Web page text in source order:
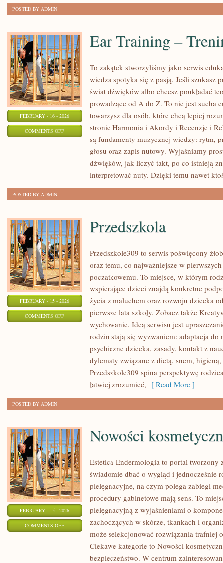
POSTED BY ADMIN
FEBRUARY - 16 - 2026
COMMENTS OFFON
Ear Training –
To zakątek stworzyliśmy jako serwis
wiedza spotyka się z pasją. Jeśli szukasz
świat dźwięków albo chcesz poukładać
prowadzące od A do Z. To nie jest sucha
towarzysz dla osób, które chcą lepiej
stronie Harmonia i Akordy i Recenzje i
są fundamenty muzycznej wiedzy: rytm,
głosu oraz zapis nutowy. Wyjaśniamy
dźwięków, jak liczyć takt, po co istnieją
interpretować nuty. Dzięki temu nawet
POSTED BY ADMIN
FEBRUARY - 15 - 2026
COMMENTS OFFON
PRZEDSZKOLA
Przedszkola
Przedszkole309 to serwis poświęcony
oraz temu, co najważniejsze w
początkowemu. To miejsce, w którym
wspierające dzieci znajdą konkretne
życia z maluchem oraz rozwoju dziecka
pierwsze lata szkoły. Zobacz także
wychowanie. Ideą serwisu jest
rodzin stają się wyzwaniem: adaptacja do
psychiczne dziecka, zasady, kontakt z
dylematy związane z dietą, snem,
Przedszkole309 spina perspektywę
łatwiej zrozumieć, [ Read More ]
POSTED BY ADMIN
FEBRUARY - 15 - 2026
COMMENTS OFFON
KOSMETYCZNE
Nowości
Estetica-Endermologia to portal tworzony
świadomie dbać o wygląd i jednocześnie
pielęgnacyjne, na czym polega zabiegi
procedury gabinetowe mają sens. To
pielęgnacyjną z wyjaśnieniami o
zachodzących w skórze, tkankach i
może selekcjonować rozwiązania trafniej
Ciekawe kategorie to Nowości
bezpieczeństwo. W centrum